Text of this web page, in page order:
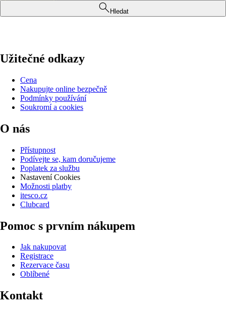
Hledat
Užitečné odkazy
Cena
Nakupujte online bezpečně
Podmínky používání
Soukromí a cookies
O nás
Přístupnost
Podívejte se, kam doručujeme
Poplatek za službu
Nastavení Cookies
Možnosti platby
itesco.cz
Clubcard
Pomoc s prvním nákupem
Jak nakupovat
Registrace
Rezervace času
Oblíbené
Kontakt